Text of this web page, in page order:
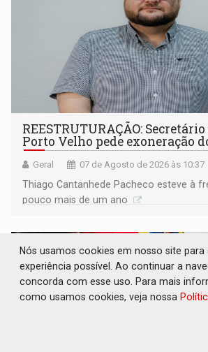
REESTRUTURAÇÃO:
Porto Velho pede exoneração
Geral 07 de Agosto de 2026 às 10:37
Thiago Cantanhede Pacheco esteve à
pouco mais de um ano
Nós usamos cookies em nosso site
experiência possível. Ao continuar a
concorda com esse uso. Para mais
como usamos cookies, veja nossa